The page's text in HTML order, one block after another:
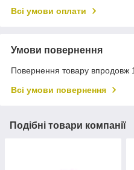
Всі умови оплати
Умови повернення
Повернення товару впродовж
Всі умови повернення
Подібні товари компанії